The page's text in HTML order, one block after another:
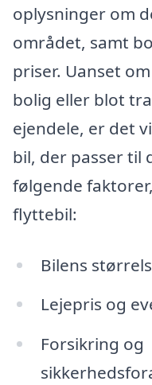
oplysninger om
området, samt
priser. Uanset
bolig eller blot
ejendele, er det
bil, der passer til
følgende
flyttebil:
Bilens
Lejepris og
Forsikring og